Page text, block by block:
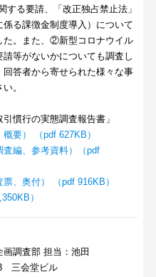
る要請、「改正独占禁止法」
る課徴金制度導入）について
た。また、②新型コロナウイル
等がないかについても調査し
答者から寄せられた様々な事
。
慣行の実態調査報告書」
要） （pdf 627KB）
編、参考資料）（pdf
、奥付） （pdf 916KB）
）
調査部 担当：池田
三会堂ビル